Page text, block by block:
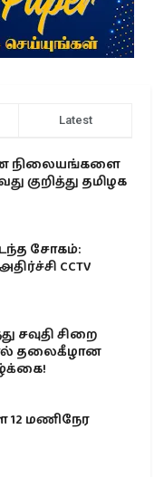
Latest
நிலையங்களை
குறித்து தமிழக
சோகம்:
CCTV
சவுதி சிறை
தலைகீழான
12 மணிநேர